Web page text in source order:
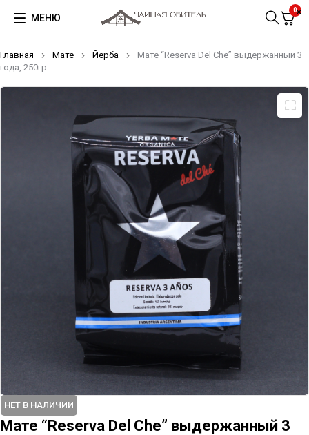
МЕНЮ
0
Главная Мате Йерба
Мате “Reserva Del Che” выдержанный 3
года, 250гр
НЕТ В НАЛИЧИИ
Мате “Reserva Del Che” выдержанный 3